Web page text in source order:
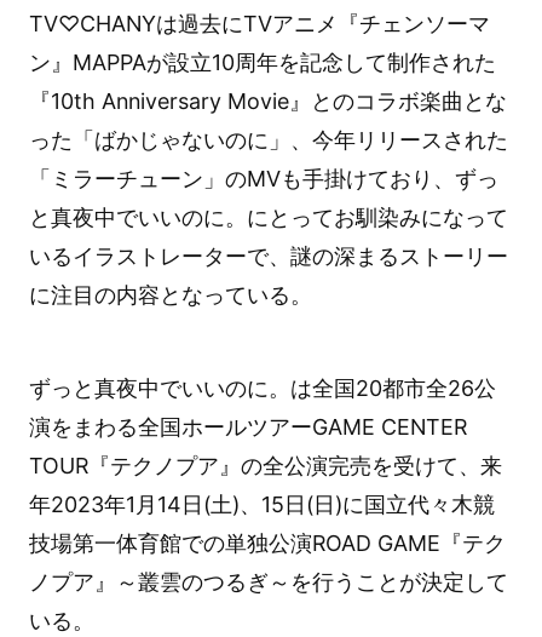
TV♡CHANYは過去にTVアニメ『チェンソーマ
ン』MAPPAが設立10周年を記念して制作された
『10th Anniversary Movie』とのコラボ楽曲とな
った「ばかじゃないのに」、今年リリースされた
「ミラーチューン」のMVも手掛けており、ずっ
と真夜中でいいのに。にとってお馴染みになって
いるイラストレーターで、謎の深まるストーリー
に注目の内容となっている。
ずっと真夜中でいいのに。は全国20都市全26公
演をまわる全国ホールツアーGAME CENTER
TOUR『テクノプア』の全公演完売を受けて、来
年2023年1月14日(土)、15日(日)に国立代々木競
技場第一体育館での単独公演ROAD GAME『テク
ノプア』～叢雲のつるぎ～を行うことが決定して
いる。